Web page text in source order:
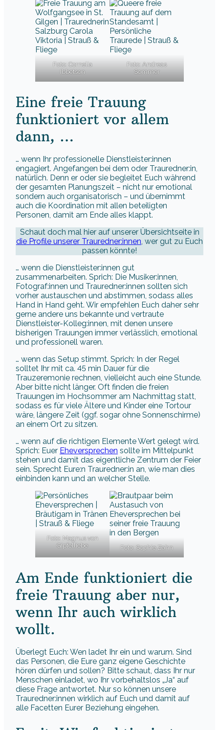
Foto: Cornelia
Ibbetson
Foto: Andreas
Sommer
Eine freie Trauung
funktioniert vor allem
dann, …
… wenn Ihr professionelle Dienstleister:innen
engagiert. Angefangen bei dem oder Trauredner:in,
natürlich. Denn er oder sie begleitet Euch während
der gesamten Planungszeit – nicht nur emotional
sondern auch organisatorisch – und übernimmt
auch die Koordination mit allen beteiligten
Personen, damit am Ende alles klappt.
Schaut doch mal hier auf unserer Übersichtseite in
die Profile unserer Trauredner:innen, wer gut zu Euch
passen könnte!
… wenn die Dienstleister:innen gut
zusammenarbeiten. Sprich: Die Musiker:innen,
Fotograf:innen und Trauredner:innen sollten sich
vorher austauschen und abstimmen, sodass alles
Hand in Hand geht. Wir empfehlen Euch daher sehr
gerne andere uns bekannte und vertraute
Dienstleister-Kolleg:innen, mit denen unsere
bisherigen Trauungen immer verlässlich, emotional
und professionell waren.
… wenn das Setup stimmt. Sprich: In der Regel
solltet Ihr mit ca. 45 min Dauer für die
Trauzeremonie rechnen, vielleicht auch eine Stunde.
Aber bitte nicht länger. Oft finden die freien
Trauungen im Hochsommer am Nachmittag statt,
sodass es für viele Ältere und Kinder eine Tortour
wäre, längere Zeit (ggf. sogar ohne Sonnenschirme)
an einem Ort zu sitzen.
… wenn auf die richtigen Elemente Wert gelegt wird.
Sprich: Euer Eheversprechen sollte im Mittelpunkt
stehen und damit das eigentliche Zentrum der Feier
sein. Sprecht Eure:n Trauredner:in an, wie man dies
einbinden kann und an welcher Stelle.
Foto: Magnus von
Gipfelliebe
Foto: Sophie Zahn
Am Ende funktioniert die
freie Trauung aber nur,
wenn Ihr auch wirklich
wollt.
Überlegt Euch: Wen ladet Ihr ein und warum. Sind
das Personen, die Eure ganz eigene Geschichte
hören dürfen und sollen? Bitte schaut, dass Ihr nur
Menschen einladet, wo Ihr vorbehaltslos „Ja“ auf
diese Frage antwortet. Nur so können unsere
Trauredner:innen wirklich auf Euch und damit auf
alle Facetten Eurer Beziehung eingehen.